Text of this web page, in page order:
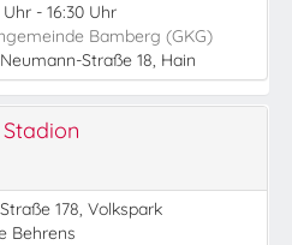
Uhr - 16:30 Uhr
Bamberg (GKG)
Straße 18, Hain
178, Volkspark
Behrens